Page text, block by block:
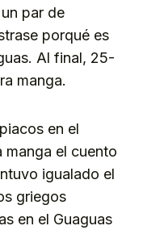
par de
porqué es
Al final, 25-
manga.
en el
manga el cuento
igualado el
griegos
en el Guaguas